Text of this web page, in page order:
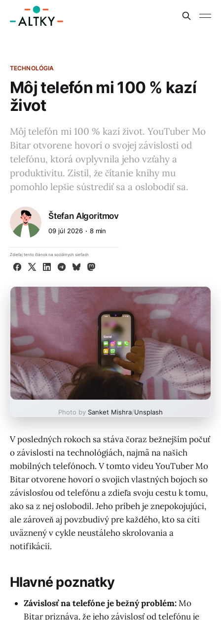
TECHNOLÓGIA
Môj telefón mi 100 % kazí
život
Môj telefón mi 100 % kazí život. YouTuber Mo
Bitar otvorene hovorí o svojej závislosti od
telefónu, ktorá ovplyvnila jeho vzťahy a
produktivitu. Zistil, že čítanie knihy mu
pomohlo lepšie sústrediť sa a oslobodiť sa.
Štefan Algoritmov
09 júl 2026 8 min
Zdieľaj tento článok na sociálnych sieťach
Facebook
X LinkedInTelegram
BlueskyMastodon
Photo by Sanket Mishra/Unsplash
V posledných rokoch sa stáva čoraz bežnejším počuť
o závislosti na technológiách, najmä na našich
mobilných telefónoch. V tomto videu YouTuber Mo
Bitar otvorene hovorí o svojich vlastných bojoch so
závislosťou od telefónu a zdieľa svoju cestu k tomu,
ako sa z nej oslobodil. Jeho príbeh je znepokojujúci,
ale zároveň aj povzbudivý pre každého, kto sa cíti
uväznený v cykle neustáleho skrolovania a
notifikácií.
Hlavné poznatky
Závislosť na telefóne je bežný problém:Mo
Bitar priznáva, že jeho závislosť od telefónu je